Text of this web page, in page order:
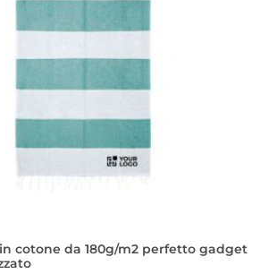
in cotone da 180g/m2 perfetto gadget